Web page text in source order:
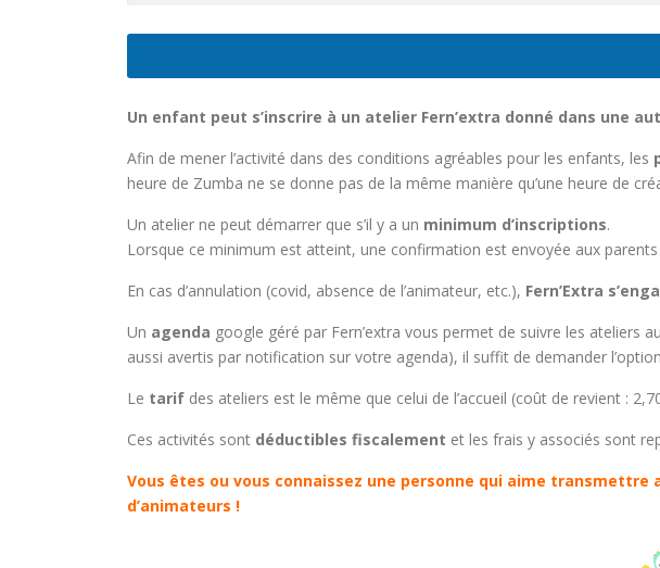
Un enfant peut s’inscrire à un atelier Fern’extra donné dans une
Afin de mener l’activité dans des conditions agréables pour les enfants, les
heure de Zumba ne se donne pas de la même manière qu’une heure de
Un atelier ne peut démarrer que s’il y a un minimum d’inscriptions.
Lorsque ce minimum est atteint, une confirmation est envoyée aux parents
En cas d’annulation (covid, absence de l’animateur, etc.), Fern’Extra
Un agenda google géré par Fern’extra vous permet de suivre les ateliers
aussi avertis par notification sur votre agenda), il suffit de demander l’option
Le tarif des ateliers est le même que celui de l’accueil (coût de revient :
Ces activités sont déductibles fiscalement et les frais y associés sont
Vous êtes ou vous connaissez une personne qui aime
d’animateurs !